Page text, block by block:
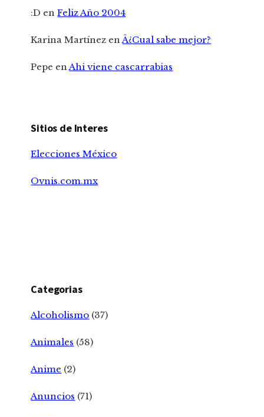
:D enFeliz Año 2004
Karina Martínez enÂ¿Cual sabe mejor?
Pepe enAhi viene cascarrabias
Sitios de Interes
Elecciones México
Ovnis.com.mx
Categorias
Alcoholismo (37)
Animales (58)
Anime (2)
Anuncios (71)